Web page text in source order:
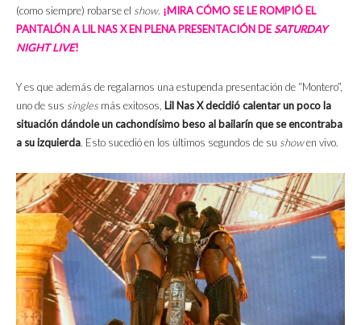
(como siempre) robarse el show. ¡MIRA CÓMO SE LE ROMPIÓ EL
PANTALÓN A LIL NAS X EN PLENA PRESENTACIÓN DESATURDAY
NIGHT LIVE!
Y es que además de regalarnos una estupenda presentación de “Montero”,
uno de sus singles más exitosos, Lil Nas X decidió calentar un poco la
situación dándole un cachondísimo beso al bailarín que se encontraba
a su izquierda. Esto sucedió en los últimos segundos de su showen vivo.